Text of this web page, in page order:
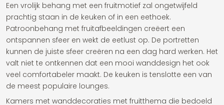
Een vrolijk behang met een fruitmotief zal ongetwijfeld
prachtig staan ​​in de keuken of in een eethoek.
Patroonbehang met fruitafbeeldingen creëert een
ontspannen sfeer en wekt de eetlust op. De portretten
kunnen de juiste sfeer creëren na een dag hard werken. Het
valt niet te ontkennen dat een mooi wanddesign het ook
veel comfortabeler maakt. De keuken is tenslotte een van
de meest populaire lounges.
Kamers met wanddecoraties met fruitthema die bedoeld